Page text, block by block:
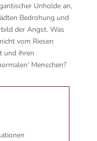
Unholde an,
Bedrohung und
der Angst. Was
vom Riesen
und ihren
Menschen?